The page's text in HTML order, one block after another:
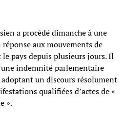
a procédé dimanche à une
aux mouvements de
pays depuis plusieurs jours. Il
indemnité parlementaire
un discours résolument
qualifiées d’actes de «
».